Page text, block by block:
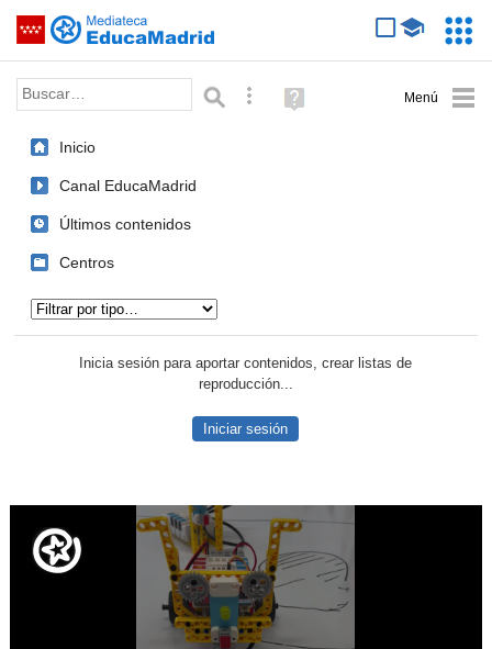
Saltar navegación
Palabra o frase: Búsqueda avanzada
Ayuda
(en
Inicio
Canal EducaMadrid
Últimos contenidos
Centros
Inicia sesión para aportar contenidos, crear listas de
reproducción...
Iniciar sesión